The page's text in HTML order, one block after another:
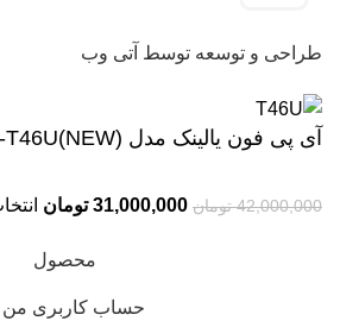
طراحی و توسعه توسط آتی وب
آی پی فون یالینک مدل Yealink SIP-T46U(NEW)
42,000,000 تومان 31,000,000 تومان
محصول
حساب کاربری من